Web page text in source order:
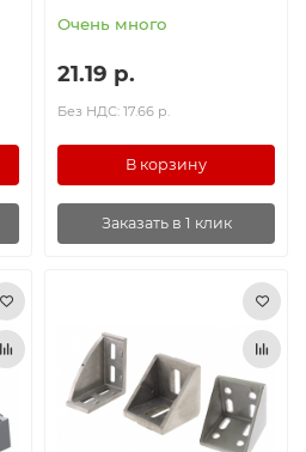
Очень много
21.19 р.
Без НДС: 17.66 р.
В корзину
Заказать в 1 клик